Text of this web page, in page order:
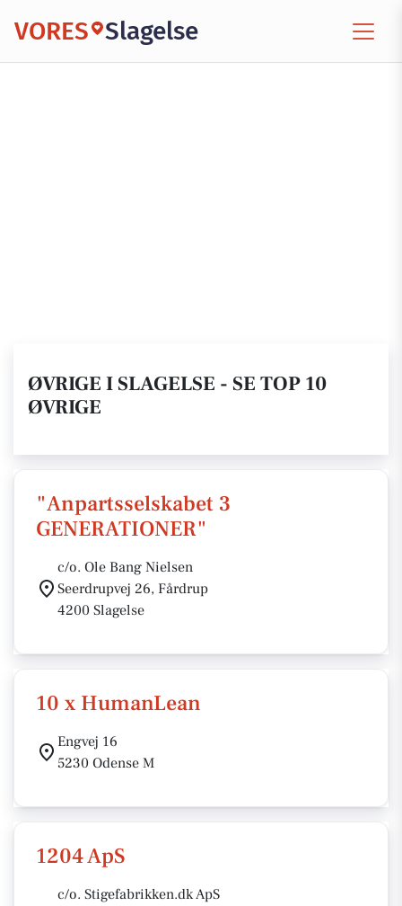
VORES Slagelse
ØVRIGE I SLAGELSE - SE TOP 10
ØVRIGE
"Anpartsselskabet 3
GENERATIONER"
c/o. Ole Bang Nielsen
Seerdrupvej 26, Fårdrup
4200 Slagelse
10 x HumanLean
Engvej 16
5230 Odense M
1204 ApS
c/o. Stigefabrikken.dk ApS